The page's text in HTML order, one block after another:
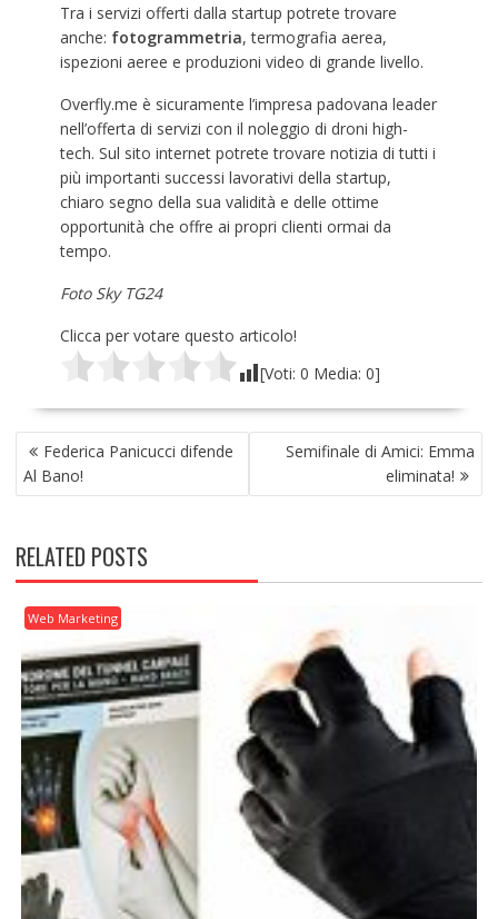
Tra i servizi offerti dalla startup potrete trovare
anche: fotogrammetria, termografia aerea,
ispezioni aeree e produzioni video di grande livello.
Overfly.me è sicuramente l’impresa padovana leader
nell’offerta di servizi con il noleggio di droni high-
tech. Sul sito internet potrete trovare notizia di tutti i
più importanti successi lavorativi della startup,
chiaro segno della sua validità e delle ottime
opportunità che offre ai propri clienti ormai da
tempo.
Foto Sky TG24
Clicca per votare questo articolo!
[Voti: 0 Media: 0]
NAVIGAZIONE
ARTICOLI
Federica Panicucci difende
Al Bano!
Semifinale di Amici: Emma
eliminata!
RELATED POSTS
Web Marketing